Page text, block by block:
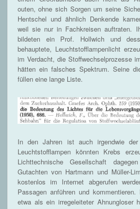
outen, ohne sich Sorgen um seine
Hentschel und ähnlich Denkende
weil sie nur in Fachkreisen auftraten.
bildeten ein Prof. Hollwich und
behauptete, Leuchtstofflampenlicht
im Verdacht, die Stoffwechselprozesse
hätten ein falsches Spektrum. Seine
füllen eine lange Liste.
In den Jahren ist auch irgendwie der
Leuchtstofflampen könnten Krebs
Lichttechnische Gesellschaft
Gutachten von Hartmann und Müller-
kostenlos im Internet abgerufen
Passagen anführen und
etwa als ein irregeleiteter Ahnungloser